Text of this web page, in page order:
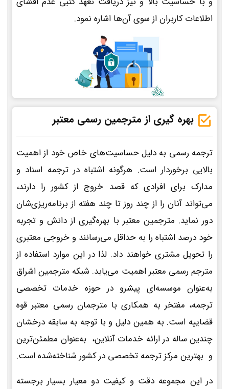
اطلاعات کاربران از سوی آن‌ها اشاره نمود.
بهره گیری از مترجمین رسمی معتبر
ترجمه رسمی به دلیل حساسیت‌های خاص خود از اهمیت
بالایی برخوردار است. هرگونه اشتباه در ترجمه اسناد و
مدارک برای افرادی که قصد خروج از کشور را دارند،
می‌تواند آنان را از چند روز تا چند هفته از برنامه‌ریزی‌شان
دور نماید. مترجمین معتبر با بهره‌گیری از دانش و تجربه
خود درصد اشتباه را به حداقل می‌رسانند و خروجی معتبری
را تحویل مشتری خواهند داد. لذا در این موارد استفاده از
مترجم رسمی معتبر اهمیت می‌یابد. شبکه مترجمین اشراق
به‌عنوان موسسه‌ای پیشرو در حوزه خدمات تخصصی
ترجمه، مفتخر به همکاری با مترجمان رسمی معتبر قوه
قضاییه است. به همین دلیل و با توجه به سابقه درخشان
چندین ساله در ارائه خدمات آنلاین، به‌عنوان مطمئن‌ترین
و بهترین مرکز ترجمه تخصصی در کشور شناخته‌شده است.
در این مجموعه دقت و کیفیت دو معیار بسیار برجسته